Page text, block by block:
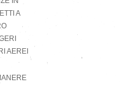
A
AEREI